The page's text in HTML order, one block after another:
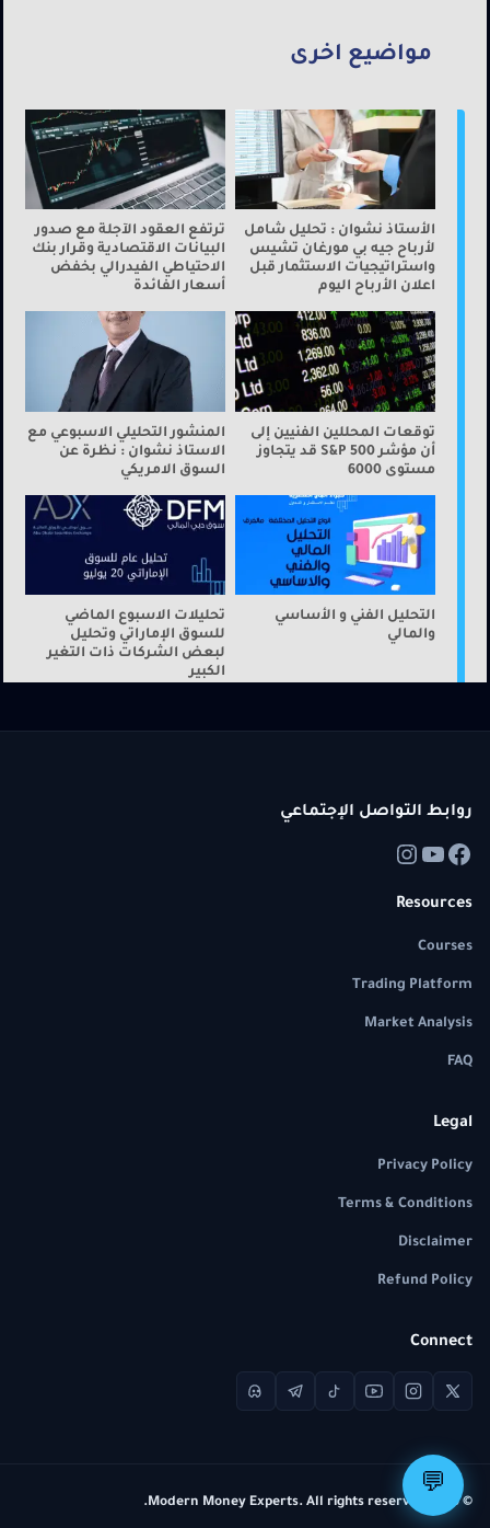
مواضيع اخرى
الأستاذ نشوان : تحليل شامل
لأرباح جيه بي مورغان تشيس
واستراتيجيات الاستثمار قبل
اعلان الأرباح اليوم
ترتفع العقود الآجلة مع صدور
البيانات الاقتصادية وقرار بنك
الاحتياطي الفيدرالي بخفض
أسعار الفائدة
توقعات المحللين الفنيين إلى
أن مؤشر S&P 500 قد يتجاوز
مستوى 6000
المنشور التحليلي الاسبوعي مع
الاستاذ نشوان : نظرة عن
السوق الامريكي
التحليل الفني و الأساسي
والمالي
تحليلات الاسبوع الماضي
للسوق الإماراتي وتحليل
لبعض الشركات ذات التغير
الكبير
روابط التواصل الإجتماعي
Resources
Courses
Trading Platform
Market Analysis
FAQ
Legal
Privacy Policy
Terms & Conditions
Disclaimer
Refund Policy
Connect
© 2026 Modern Money Experts. All rights reserved.
💬